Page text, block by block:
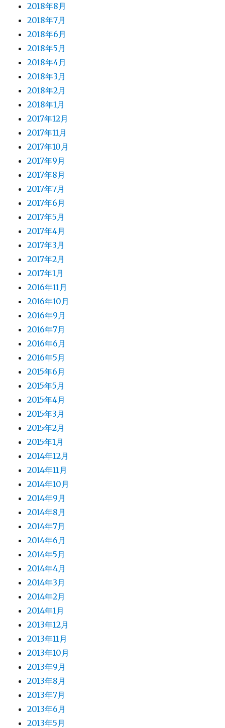
2018年8月
2018年7月
2018年6月
2018年5月
2018年4月
2018年3月
2018年2月
2018年1月
2017年12月
2017年11月
2017年10月
2017年9月
2017年8月
2017年7月
2017年6月
2017年5月
2017年4月
2017年3月
2017年2月
2017年1月
2016年11月
2016年10月
2016年9月
2016年7月
2016年6月
2016年5月
2015年6月
2015年5月
2015年4月
2015年3月
2015年2月
2015年1月
2014年12月
2014年11月
2014年10月
2014年9月
2014年8月
2014年7月
2014年6月
2014年5月
2014年4月
2014年3月
2014年2月
2014年1月
2013年12月
2013年11月
2013年10月
2013年9月
2013年8月
2013年7月
2013年6月
2013年5月